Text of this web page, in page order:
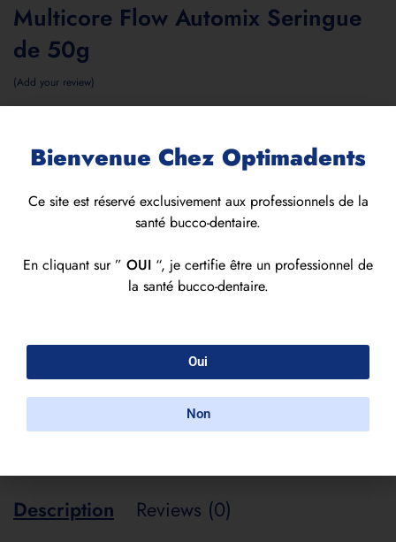
Multicore Flow Automix Seringue
de 50g
Add your review
1,900.00MAD
Add to cart
Description Reviews (0)
Bienvenue Chez Optimadents
Ce site est réservé exclusivement aux professionnels de la
santé bucco-dentaire.
En cliquant sur ” OUI “, je certifie être un professionnel de
la santé bucco-dentaire.
Oui
Non